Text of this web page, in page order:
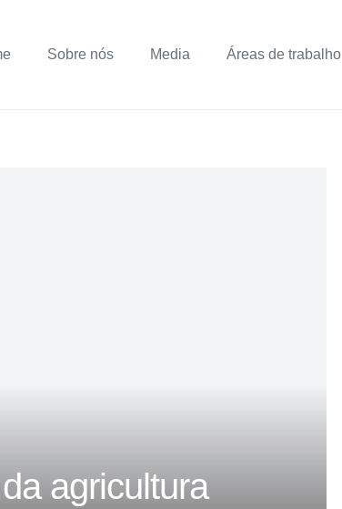
Sobre nós Media Áreas de trabalho
agricultura